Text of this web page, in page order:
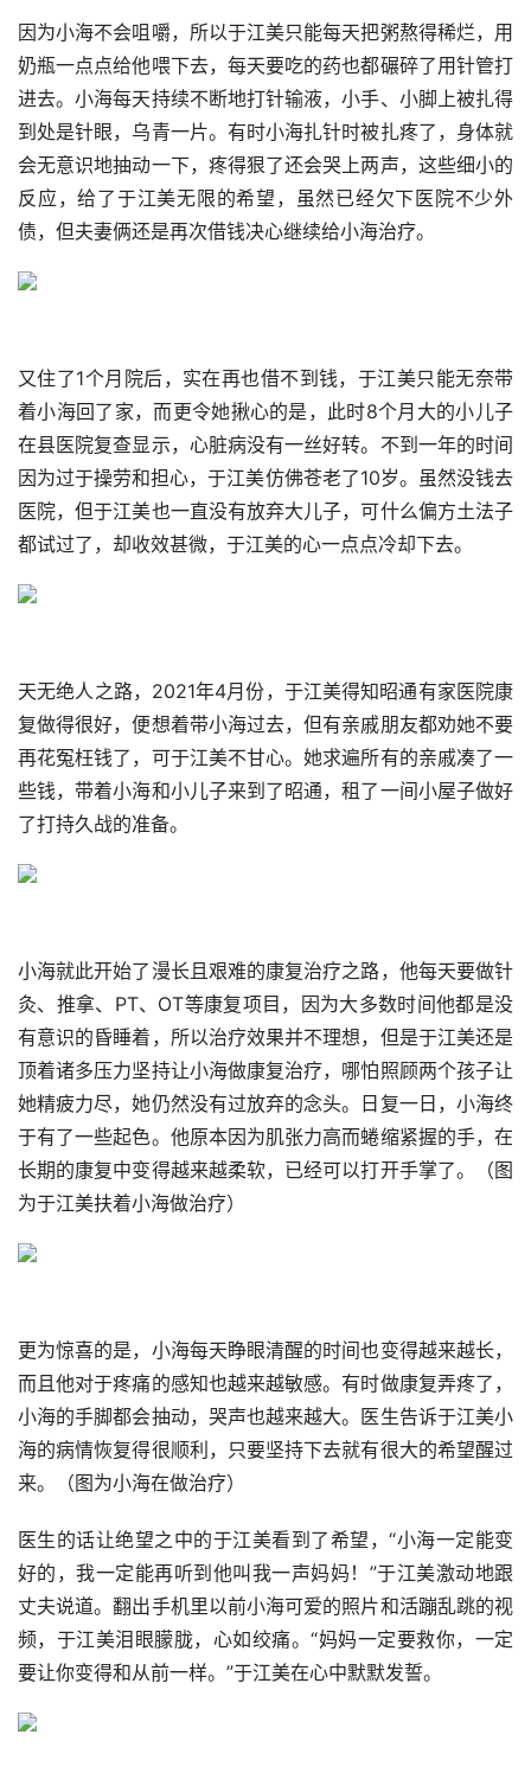
因为小海不会咀嚼，所以于江美只能每天把粥熬得稀烂，用
奶瓶一点点给他喂下去，每天要吃的药也都碾碎了用针管打
进去。小海每天持续不断地打针输液，小手、小脚上被扎得
到处是针眼，乌青一片。有时小海扎针时被扎疼了，身体就
会无意识地抽动一下，疼得狠了还会哭上两声，这些细小的
反应，给了于江美无限的希望，虽然已经欠下医院不少外
债，但夫妻俩还是再次借钱决心继续给小海治疗。
又住了1个月院后，实在再也借不到钱，于江美只能无奈带
着小海回了家，而更令她揪心的是，此时8个月大的小儿子
在县医院复查显示，心脏病没有一丝好转。不到一年的时间
因为过于操劳和担心，于江美仿佛苍老了10岁。虽然没钱去
医院，但于江美也一直没有放弃大儿子，可什么偏方土法子
都试过了，却收效甚微，于江美的心一点点冷却下去。
天无绝人之路，2021年4月份，于江美得知昭通有家医院康
复做得很好，便想着带小海过去，但有亲戚朋友都劝她不要
再花冤枉钱了，可于江美不甘心。她求遍所有的亲戚凑了一
些钱，带着小海和小儿子来到了昭通，租了一间小屋子做好
了打持久战的准备。
小海就此开始了漫长且艰难的康复治疗之路，他每天要做针
灸、推拿、PT、OT等康复项目，因为大多数时间他都是没
有意识的昏睡着，所以治疗效果并不理想，但是于江美还是
顶着诸多压力坚持让小海做康复治疗，哪怕照顾两个孩子让
她精疲力尽，她仍然没有过放弃的念头。日复一日，小海终
于有了一些起色。他原本因为肌张力高而蜷缩紧握的手，在
长期的康复中变得越来越柔软，已经可以打开手掌了。（图
为于江美扶着小海做治疗）
更为惊喜的是，小海每天睁眼清醒的时间也变得越来越长，
而且他对于疼痛的感知也越来越敏感。有时做康复弄疼了，
小海的手脚都会抽动，哭声也越来越大。医生告诉于江美小
海的病情恢复得很顺利，只要坚持下去就有很大的希望醒过
来。（图为小海在做治疗）
医生的话让绝望之中的于江美看到了希望，“小海一定能变
好的，我一定能再听到他叫我一声妈妈！”于江美激动地跟
丈夫说道。翻出手机里以前小海可爱的照片和活蹦乱跳的视
频，于江美泪眼朦胧，心如绞痛。“妈妈一定要救你，一定
要让你变得和从前一样。”于江美在心中默默发誓。